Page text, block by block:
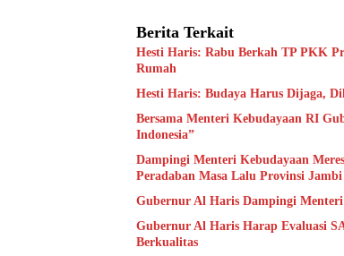
Berita Terkait
Hesti Haris: Rabu Berkah TP PKK
Rumah
Hesti Haris: Budaya Harus Dijaga,
Bersama Menteri Kebudayaan RI
Indonesia”
Dampingi Menteri Kebudayaan
Peradaban Masa Lalu Provinsi Jambi
Gubernur Al Haris Dampingi
Gubernur Al Haris Harap Evaluasi
Berkualitas